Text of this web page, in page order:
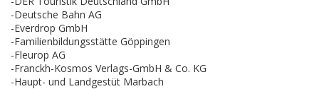
-Deutsche Bahn AG
-Everdrop GmbH
-Familienbildungsstätte Göppingen
-Fleurop AG
-Franckh-Kosmos Verlags-GmbH & Co. KG
-Haupt- und Landgestüt Marbach